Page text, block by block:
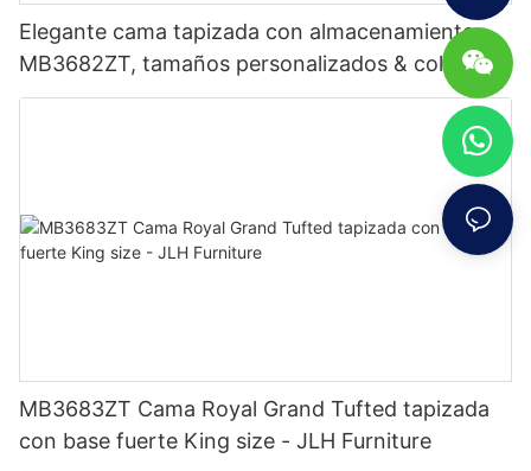
Elegante cama tapizada con almacenamiento
MB3682ZT, tamaños personalizados & colores
Precio de fábrica - Muebles JLH
MB3683ZT Cama Royal Grand Tufted tapizada
con base fuerte King size - JLH Furniture